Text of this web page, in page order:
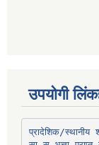
उपयोगी
प्रादेशिक/स्थानीय